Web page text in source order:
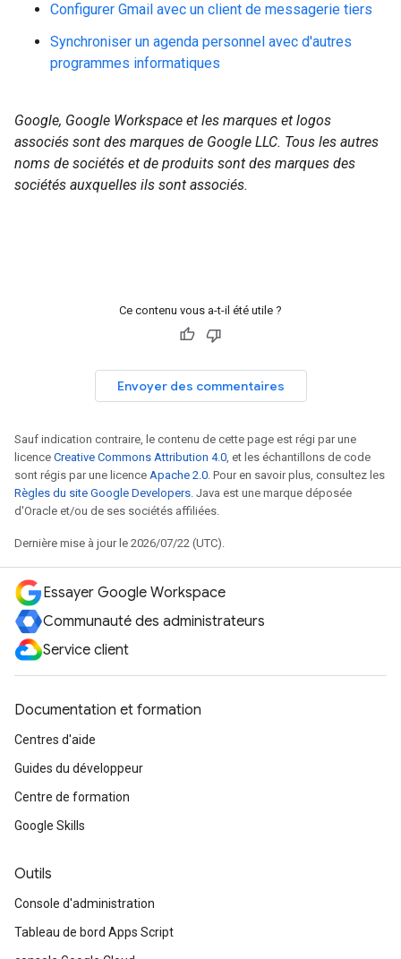
Configurer Gmail avec un client de messagerie tiers
Synchroniser un agenda personnel avec d'autres
programmes informatiques
Google, Google Workspace et les marques et logos
associés sont des marques de Google LLC. Tous les autres
noms de sociétés et de produits sont des marques des
sociétés auxquelles ils sont associés.
Ce contenu vous a-t-il été utile ?
Envoyer des commentaires
Sauf indication contraire, le contenu de cette page est régi par une
licence Creative Commons Attribution 4.0, et les échantillons de code
sont régis par une licence Apache 2.0. Pour en savoir plus, consultez les
Règles du site Google Developers. Java est une marque déposée
d'Oracle et/ou de ses sociétés affiliées.
Dernière mise à jour le 2026/07/22 (UTC).
Essayer Google Workspace
Communauté des administrateurs
Service client
Documentation et formation
Centres d'aide
Guides du développeur
Centre de formation
Google Skills
Outils
Console d'administration
Tableau de bord Apps Script